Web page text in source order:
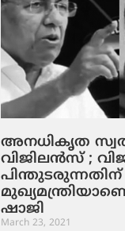
അനധികൃത
വിജിലന്‍സ് ;
പിന്തുടരുന്നതിന്
ഷാജി
March 23, 2021